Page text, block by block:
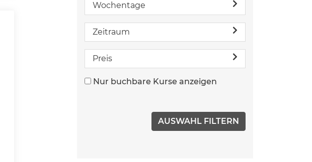
Wochentage
Zeitraum
Preis
Nur buchbare Kurse anzeigen